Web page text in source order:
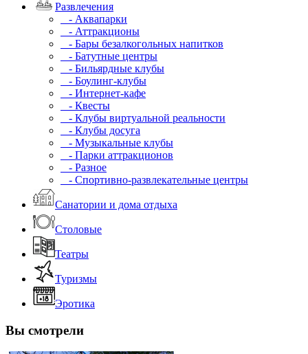
Развлечения
- Аквапарки
- Аттракционы
- Бары безалкогольных напитков
- Батутные центры
- Бильярдные клубы
- Боулинг-клубы
- Интернет-кафе
- Квесты
- Клубы виртуальной реальности
- Клубы досуга
- Музыкальные клубы
- Парки аттракционов
- Разное
- Спортивно-развлекательные центры
Санатории и дома отдыха
Столовые
Театры
Туризмы
Эротика
Вы смотрели